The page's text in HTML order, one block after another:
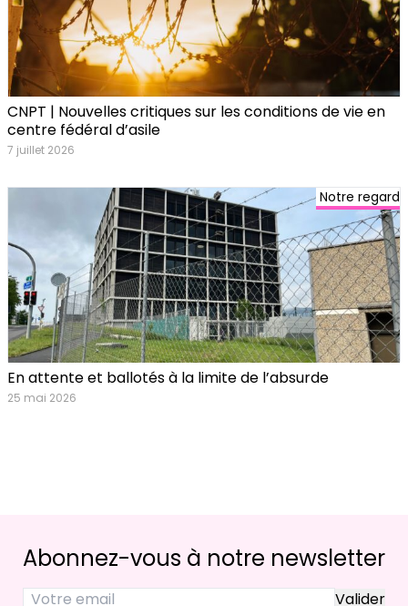
CNPT | Nouvelles critiques sur les conditions de vie en
centre fédéral d’asile
7 juillet 2026
Notre regard
En attente et ballotés à la limite de l’absurde
25 mai 2026
Abonnez-vous à notre newsletter